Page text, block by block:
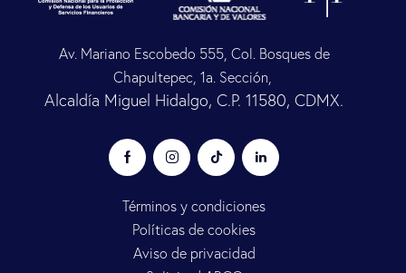
Av. Mariano Escobedo 555, Col. Bosques de
Chapultepec, 1a. Sección,
Alcaldía Miguel Hidalgo, C.P. 11580, CDMX.
Términos y condiciones
Políticas de cookies
Aviso de privacidad